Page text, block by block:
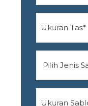
Bahan
(Required)
Tas
(Required)
Jenis
Sablon